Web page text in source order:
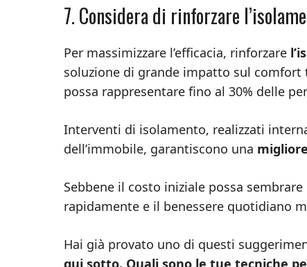
7. Considera di rinforzare
Per massimizzare l’efficacia, rinforzare
soluzione di grande impatto sul
possa rappresentare fino al 30% delle
Interventi di isolamento, realizzati
dell’immobile, garantiscono una
Sebbene il costo iniziale possa
rapidamente e il benessere quotidiano
Hai già provato uno di questi
qui sotto. Quali sono le tue tecniche